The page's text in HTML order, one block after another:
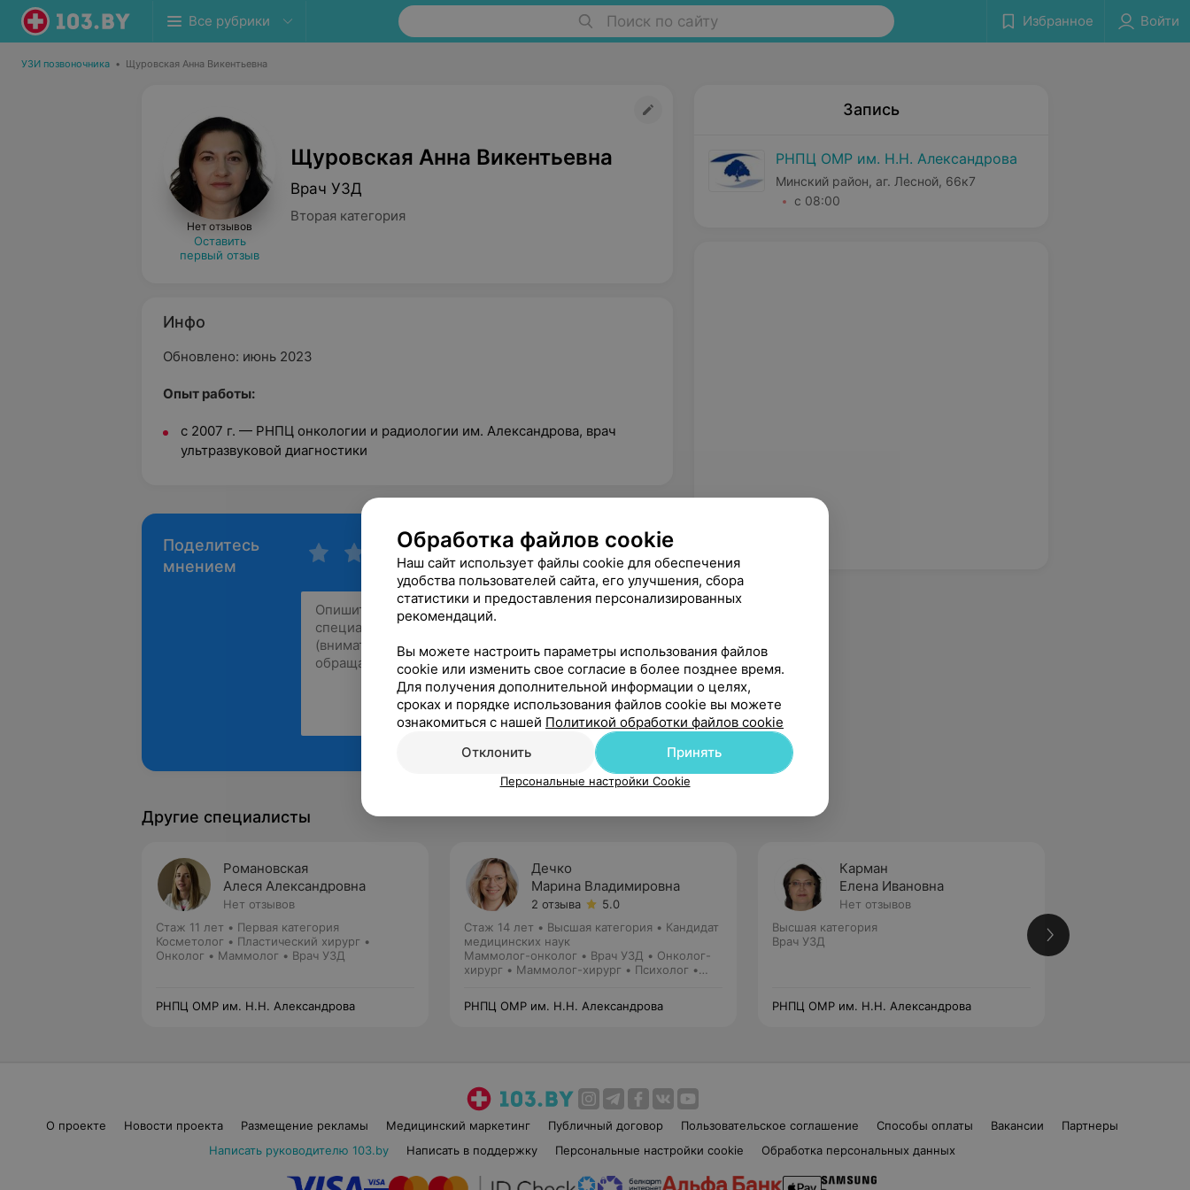
Все рубрики Поиск по сайту Избранное Войти
УЗИ позвоночника • Щуровская Анна Викентьевна
Нет отзывов
Оставить
первый отзыв
Щуровская Анна Викентьевна
Врач УЗД
Вторая категория
Инфо
Обновлено: июнь 2023
Опыт работы:
с 2007 г. — РНПЦ онкологии и радиологии им. Александрова, врач
ультразвуковой диагностики
Поделитесь
мнением
Рекомендую
Запись
РНПЦ ОМР им. Н.Н. Александрова
Минский район, аг. Лесной, 66к7
с 08:00
Другие специалисты
Романовская
Алеся Александровна
Нет отзывов
Стаж 11 лет • Первая категория
Косметолог • Пластический хирург •
Онколог • Маммолог • Врач УЗД
РНПЦ ОМР им. Н.Н. Александрова
Дечко
Марина Владимировна
2 отзыва
5.0
Стаж 14 лет • Высшая категория • Кандидат
медицинских наук
Маммолог-онколог • Врач УЗД • Онколог-
хирург • Маммолог-хирург • Психолог •
РНПЦ ОМР им. Н.Н. Александрова
Карман
Елена Ивановна
Нет отзывов
Высшая категория
Врач УЗД
РНПЦ ОМР им. Н.Н. Александрова
О проекте Новости проекта Размещение рекламы Медицинский маркетинг Публичный договор Пользовательское соглашение Способы оплаты Вакансии
Партнеры
Написать руководителю 103.by
Написать в поддержку Персональные настройки cookie Обработка персональных данных
Обработка файлов cookie
Наш сайт использует файлы cookie для обеспечения
удобства пользователей сайта, его улучшения, сбора
статистики и предоставления персонализированных
рекомендаций.
Вы можете настроить параметры использования файлов
cookie или изменить свое согласие в более позднее время.
Для получения дополнительной информации о целях,
сроках и порядке использования файлов cookie вы можете
ознакомиться с нашей Политикой обработки файлов cookie
Отклонить
Принять
Персональные настройки Cookie